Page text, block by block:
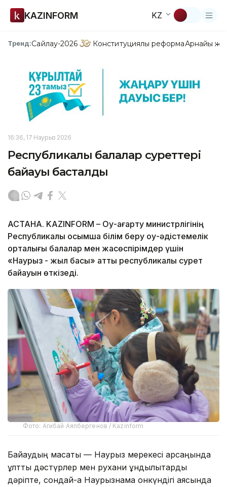
KAZINFORM KZ
Тренд:Сайлау-2026 Конституциялық реформаАрнайы
16:36, 17 Наурыз 2026
Республикалық балалар суреттері
байқауы басталды
АСТАНА. KAZINFORM – Оқу-ағарту министрлігінің
Республикалық қосымша білім беру оқу-әдістемелік
орталығы балалар мен жасөспірімдер үшін
«Наурыз - жыл басы» атты республикалық сурет
байқауын өткізеді.
Фото: Агибай Аяпбергенов / Kazinform
Байқаудың мақсаты — Наурыз мерекесі қарсаңында
ұлттық дәстүрлер мен рухани құндылықтарды
дәріпте, сондай-ақ Наурызнама онкүндігі аясында